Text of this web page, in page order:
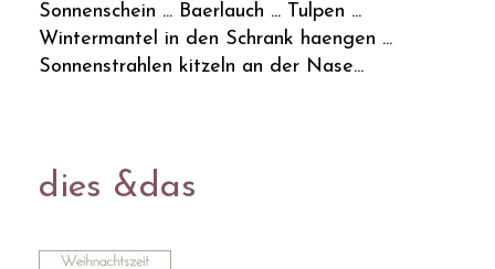
Sonnenschein ... Baerlauch ... Tulpen ...
Wintermantel in den Schrank haengen ...
Sonnenstrahlen kitzeln an der Nase...
dies &das